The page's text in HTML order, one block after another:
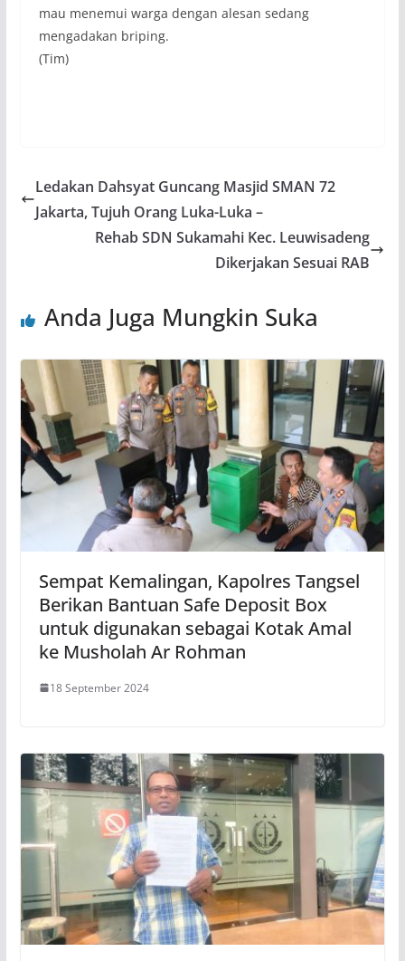
mau menemui warga dengan alesan sedang
mengadakan briping.
(Tim)
Ledakan Dahsyat Guncang Masjid SMAN 72
Jakarta, Tujuh Orang Luka-Luka –
Rehab SDN Sukamahi Kec. Leuwisadeng
Dikerjakan Sesuai RAB
Anda Juga Mungkin Suka
Sempat Kemalingan, Kapolres Tangsel
Berikan Bantuan Safe Deposit Box
untuk digunakan sebagai Kotak Amal
ke Musholah Ar Rohman
18 September 2024